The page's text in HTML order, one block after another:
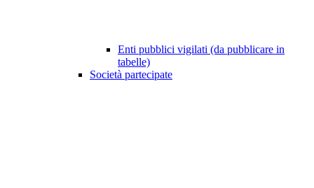
Enti pubblici vigilati (da pubblicare in
tabelle)
Società partecipate